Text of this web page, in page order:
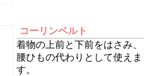
コーリンベルト
着物の上前と下前をはさみ、
腰ひもの代わりとして使えま
す。